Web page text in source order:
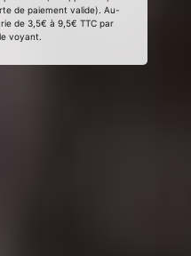
de paiement valide). Au-
de 3,5€ à 9,5€ TTC par
voyant.